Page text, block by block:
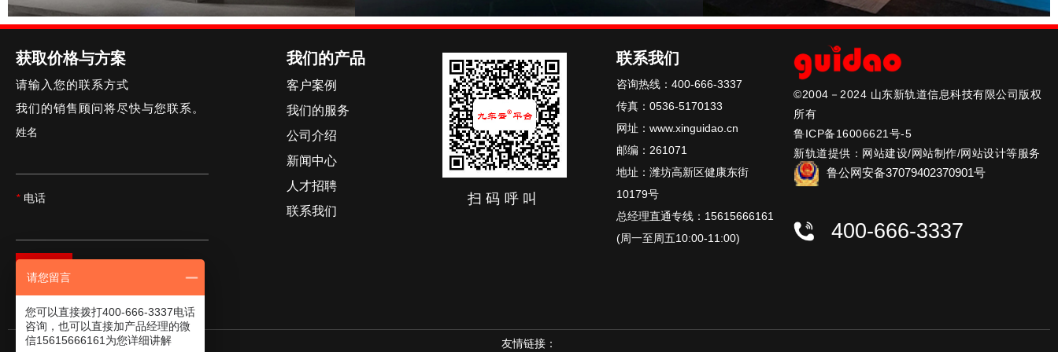
南城古亭木业
典雅别致 清新脱俗 开启门窗新时代
获取价格与方案
请输入您的联系方式
我们的销售顾问将尽快与您联系。
姓名
* 电话
提交
我们的产品
客户案例
我们的服务
公司介绍
新闻中心
人才招聘
联系我们
扫码呼叫
联系我们
咨询热线：400-666-3337
传真：0536-5170133
网址：www.xinguidao.cn
邮编：261071
地址：潍坊高新区健康东街
10179号
总经理直通专线：15615666161
(周一至周五10:00-11:00)
©2004－2024 山东新轨道信息科技有限公司版权
所有
鲁ICP备16006621号-5
新轨道提供：网站建设/网站制作/网站设计等服务
鲁公网安备37079402370901号
400-666-3337
友情链接：
请您留言
您可以直接拨打400-666-3337电话
咨询，也可以直接加产品经理的微
信15615666161为您详细讲解